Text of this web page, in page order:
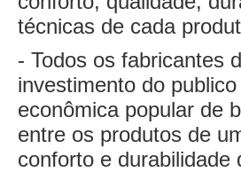
técnicas de cada
- Todos os fabricantes
investimento do
econômica popular de
entre os produtos de
conforto e